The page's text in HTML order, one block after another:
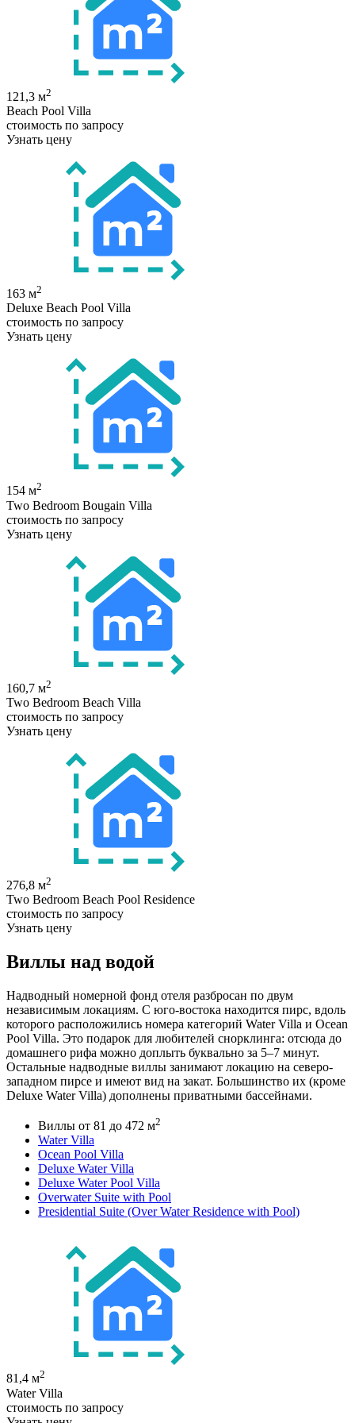
121,3 м2
Beach Pool Villa
стоимость по запросу
Узнать цену
163 м2
Deluxe Beach Pool Villa
стоимость по запросу
Узнать цену
154 м2
Two Bedroom Bougain Villa
стоимость по запросу
Узнать цену
160,7 м2
Two Bedroom Beach Villa
стоимость по запросу
Узнать цену
276,8 м2
Two Bedroom Beach Pool Residence
стоимость по запросу
Узнать цену
Виллы над водой
Надводный номерной фонд отеля разбросан по двум
независимым локациям. С юго-востока находится пирс, вдоль
которого расположились номера категорий Water Villa и Ocean
Pool Villa. Это подарок для любителей снорклинга: отсюда до
домашнего рифа можно доплыть буквально за 5–7 минут.
Остальные надводные виллы занимают локацию на северо-
западном пирсе и имеют вид на закат. Большинство их (кроме
Deluxe Water Villa) дополнены приватными бассейнами.
Виллы от 81 до 472 м2
Water Villa
Ocean Pool Villa
Deluxe Water Villa
Deluxe Water Pool Villa
Overwater Suite with Pool
Presidential Suite (Over Water Residence with Pool)
81,4 м2
Water Villa
стоимость по запросу